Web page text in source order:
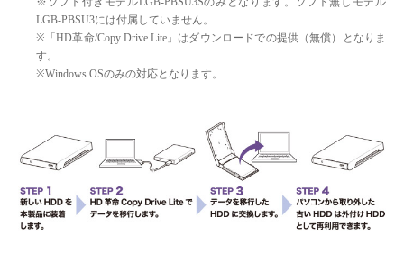
LGB-PBSU3には付属していません。
※「HD革命/Copy Drive Lite」はダウンロードでの提供（無償）となりま
す。
※Windows OSのみの対応となります。